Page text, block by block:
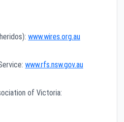
www.wires.org.au
www.rfs.nsw.gov.au
of Victoria: